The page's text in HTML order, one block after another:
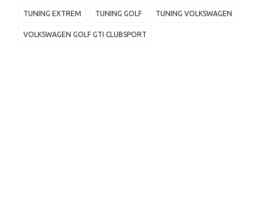
TUNING EXTREM TUNING GOLF TUNING VOLKSWAGEN
VOLKSWAGEN GOLF GTI CLUBSPORT